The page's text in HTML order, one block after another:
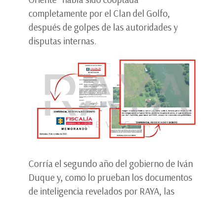
completamente por el Clan del Golfo,
después de golpes de las autoridades y
disputas internas.
Corría el segundo año del gobierno de Iván
Duque y, como lo prueban los documentos
de inteligencia revelados por RAYA, las